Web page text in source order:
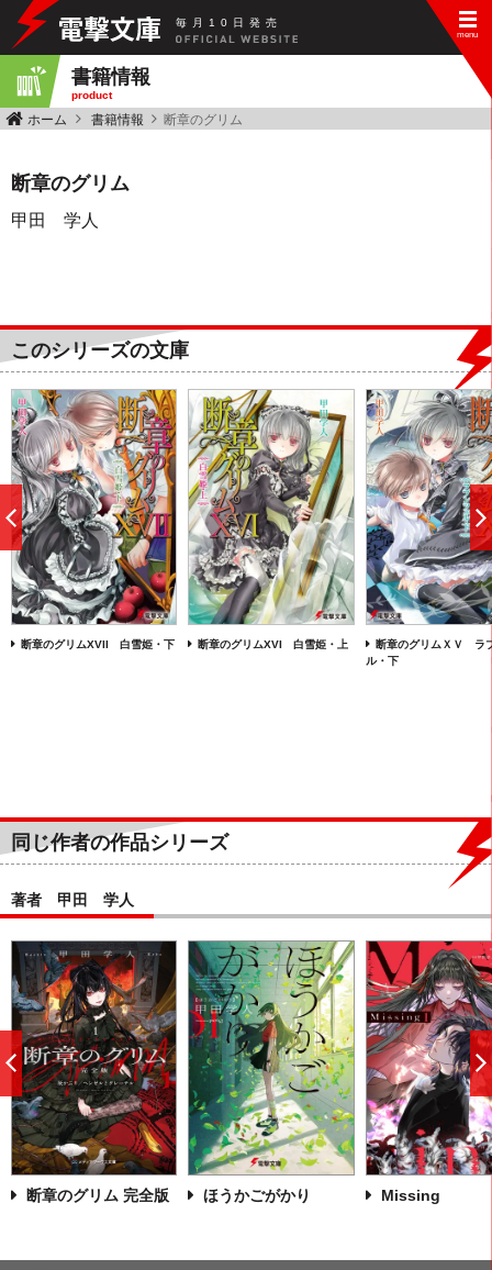
毎 月 10 日 発 売
書籍情報
product
ホーム 書籍情報 断章のグリム
断章のグリム
甲田 学人
このシリーズの文庫
断章のグリムXVII 白雪姫・下 断章のグリムXVI 白雪姫・上
断章のグリムＸＶ ラ
ル・下
前
へ
同じ作者の作品シリーズ
著者 甲田 学人
断章のグリム 完全版 ほうかごがかり Missing
前
へ